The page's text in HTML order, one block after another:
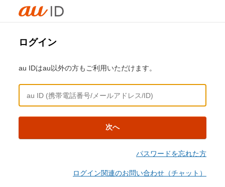
ログイン
au IDはau以外の方もご利用いただけます。
次へ
パスワードを忘れた方
ログイン関連のお問い合わせ（チャット）